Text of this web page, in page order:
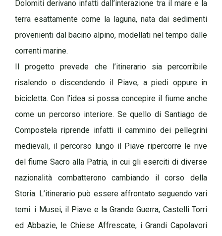
Dolomiti derivano infatti dall’interazione tra il mare e la
terra esattamente come la laguna, nata dai sedimenti
provenienti dal bacino alpino, modellati nel tempo dalle
correnti marine.
Il progetto prevede che l’itinerario sia percorribile
risalendo o discendendo il Piave, a piedi oppure in
bicicletta. Con l’idea si possa concepire il fiume anche
come un percorso interiore. Se quello di Santiago de
Compostela riprende infatti il cammino dei pellegrini
medievali, il percorso lungo il Piave ripercorre le rive
del fiume Sacro alla Patria, in cui gli eserciti di diverse
nazionalità combatterono cambiando il corso della
Storia. L’itinerario può essere affrontato seguendo vari
temi: i Musei, il Piave e la Grande Guerra, Castelli Torri
ed Abbazie, le Chiese Affrescate, i Grandi Capolavori